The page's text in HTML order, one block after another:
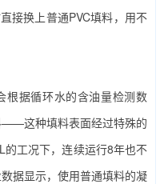
接换上普通PVC填料，用不
根据循环水的含油量检测数
——这种填料表面经过特殊的
工况下，连续运行8年也不
据显示，使用普通填料的凝